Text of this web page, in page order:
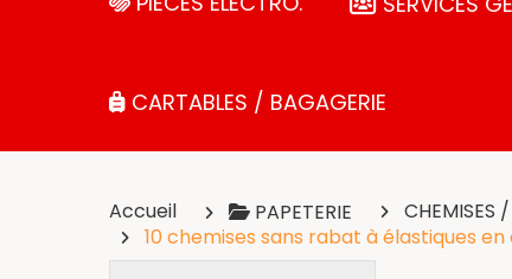
CARTABLES / BAGAGERIE
Accueil PAPETERIE CHEMISES
10 chemises sans rabat à élastiques